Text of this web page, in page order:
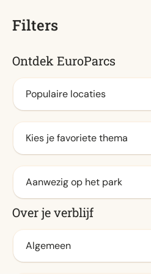
Filters
Ontdek EuroParcs
Populaire locaties
Aan de zee
Aan het veluwemeer
Achterhoek
Kies je favoriete thema
Natuur
Water
Aanwezig op het park
Animatieprogramma
Buitenzwembad / Spraypark
Binnenzwembad
Over je verblijf
Algemeen